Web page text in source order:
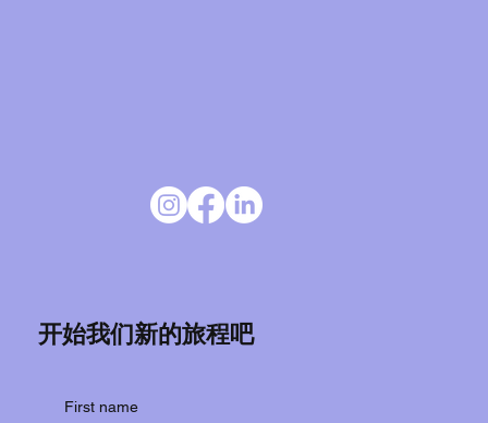
开始我们新的旅程吧
First name